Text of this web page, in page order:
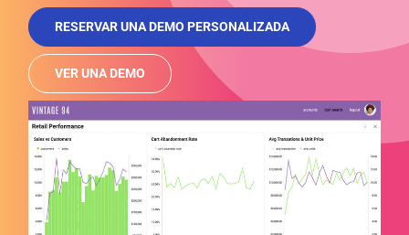
RESERVAR UNA DEMO PERSONALIZADA
VER UNA DEMO